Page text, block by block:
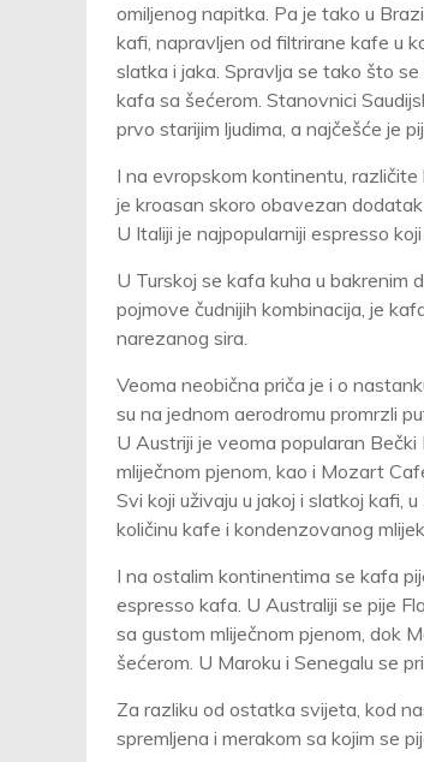
omiljenog napitka. Pa je tako u
kafi, napravljen od filtrirane kafe u
slatka i jaka. Spravlja se tako što
kafa sa šećerom. Stanovnici
prvo starijim ljudima, a najčešće je
I na evropskom kontinentu,
je kroasan skoro obavezan
U Italiji je najpopularniji espresso
U Turskoj se kafa kuha u bakrenim
pojmove čudnijih kombinacija, je
narezanog sira.
Veoma neobična priča je i o
su na jednom aerodromu promrzli
U Austriji je veoma popularan
mliječnom pjenom, kao i Mozart
Svi koji uživaju u jakoj i slatkoj kafi,
količinu kafe i kondenzovanog
I na ostalim kontinentima se kafa
espresso kafa. U Australiji se pije
sa gustom mliječnom pjenom, dok
šećerom. U Maroku i Senegalu se
Za razliku od ostatka svijeta, kod
spremljena i merakom sa kojim se